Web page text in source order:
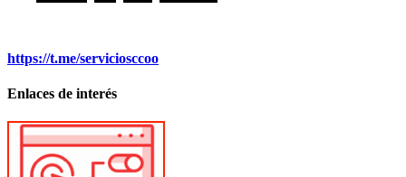
https://t.me/serviciosccoo
Enlaces de interés